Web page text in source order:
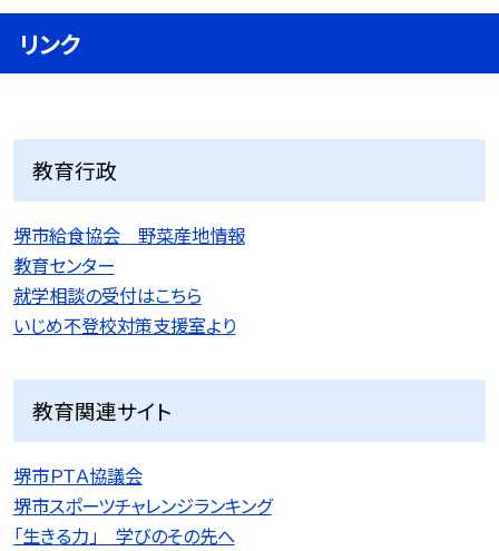
リンク
教育行政
堺市給食協会 野菜産地情報
教育センター
就学相談の受付はこちら
いじめ不登校対策支援室より
教育関連サイト
堺市ＰＴＡ協議会
堺市スポーツチャレンジランキング
「生きる力」 学びのその先へ